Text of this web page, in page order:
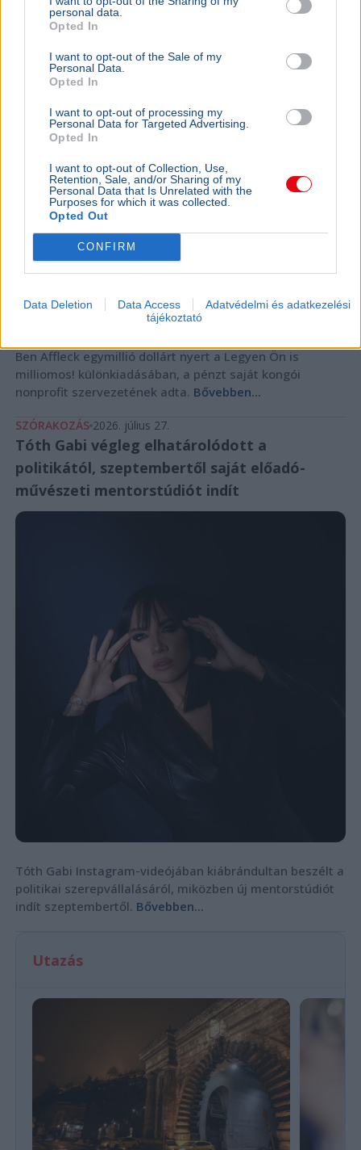
personal data.
Opted In
I want to opt-out of the Sale of my
Personal Data.
Opted In
I want to opt-out of processing my
Personal Data for Targeted Advertising.
Opted In
I want to opt-out of Collection, Use,
Retention, Sale, and/or Sharing of my
Personal Data that Is Unrelated with the
Purposes for which it was collected.
Opted Out
CONFIRM
Data Deletion Data Access
Adatvédelmi és adatkezelési
tájékoztató
aggregátoros rendszerükkel az energiaválság idején is
zavartalanul megtartható a rendezvény.
SZÓRAKOZÁS 2026. július 31.
Ben Affleck megnyerte a fődíjat a Legyen Ön
Ben Affleck egymillió dollárt nyert a Legyen Ön is
milliomos! különkiadásában, a pénzt saját kongói
nonprofit szervezetének adta. Bővebben...
SZÓRAKOZÁS 2026. július 27.
Tóth Gabi végleg elhatárolódott a
politikától, szeptembertől saját előadó-
művészeti mentorstúdiót indít
Tóth Gabi Instagram-videójában kiábrándultan beszélt a
politikai szerepvállalásáról, miközben új mentorstúdiót
indít szeptembertől. Bővebben...
Utazás